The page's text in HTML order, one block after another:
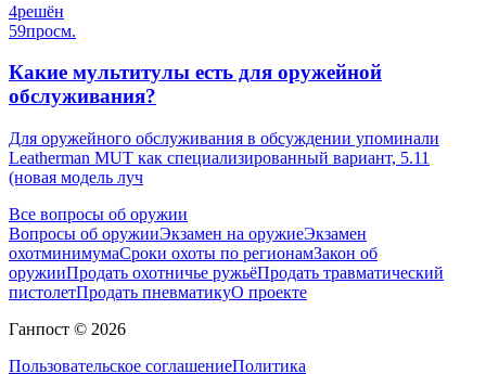
4решён
59просм.
Какие мультитулы есть для оружейной
обслуживания?
Для оружейного обслуживания в обсуждении упоминали
Leatherman MUT как специализированный вариант, 5.11
(новая модель луч
Все вопросы об оружии
Вопросы об оружииЭкзамен на оружиеЭкзамен
охотминимумаСроки охоты по регионамЗакон об
оружииПродать охотничье ружьёПродать травматический
пистолетПродать пневматикуО проекте
Ганпост © 2026
Пользовательское соглашениеПолитика